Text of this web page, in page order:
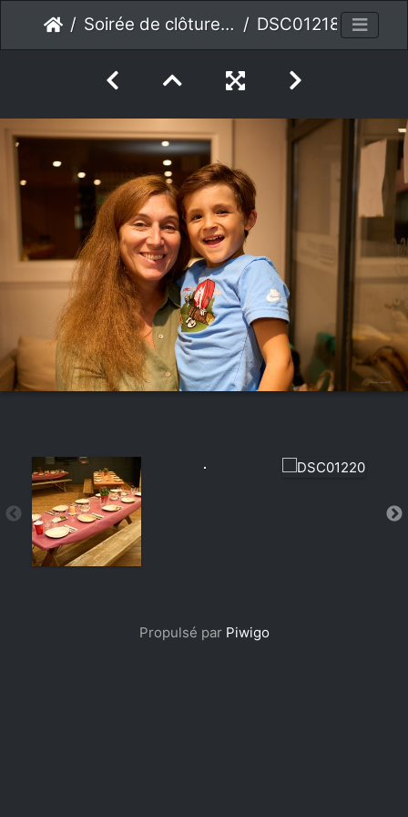
Soirée de clôture 2023 DSC01218
Propulsé par Piwigo